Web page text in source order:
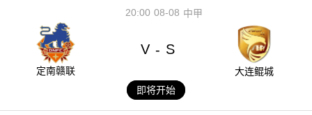
08-08
20:00 中甲
定南赣联
V - S
大连鲲城
即将开始